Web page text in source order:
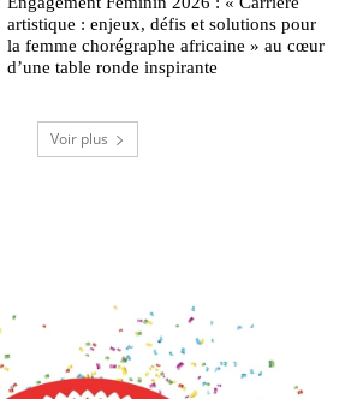
artistique : enjeux, défis et solutions pour
la femme chorégraphe africaine » au cœur
d’une table ronde inspirante
Voir plus